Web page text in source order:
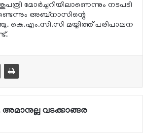
മോര്‍ച്ചറിയിലാണെന്നും നടപടി
അബ്‌നാസിന്റെ
മയ്യിത്ത് പരിപാലന
വടക്കാങ്ങര